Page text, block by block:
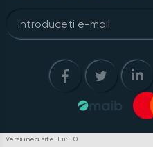
Versiunea site-lui: 1.0